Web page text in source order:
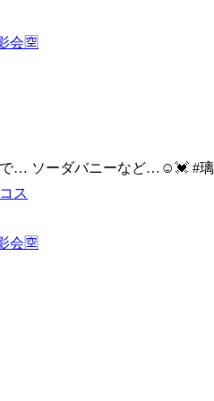
会🈳
… ソーダバニーなど…☺️💓 #
ス
会🈳